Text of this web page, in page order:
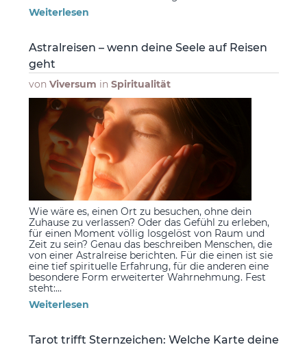
Weiterlesen
Astralreisen – wenn deine Seele auf Reisen
geht
von Viversum in Spiritualität
Wie wäre es, einen Ort zu besuchen, ohne dein
Zuhause zu verlassen? Oder das Gefühl zu erleben,
für einen Moment völlig losgelöst von Raum und
Zeit zu sein? Genau das beschreiben Menschen, die
von einer Astralreise berichten. Für die einen ist sie
eine tief spirituelle Erfahrung, für die anderen eine
besondere Form erweiterter Wahrnehmung. Fest
steht:...
Weiterlesen
Tarot trifft Sternzeichen: Welche Karte deine